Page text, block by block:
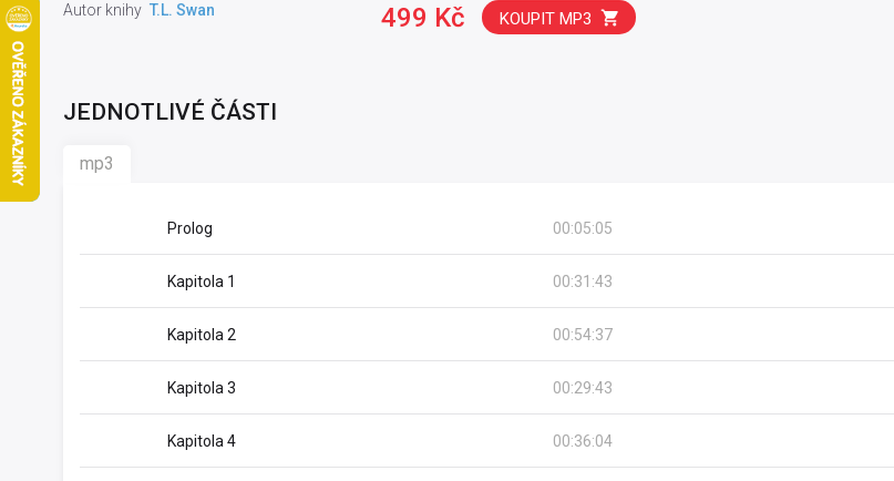
Autor knihy T.L. Swan 499 Kč KOUPIT MP3
JEDNOTLIVÉ ČÁSTI
mp3
Prolog 00:05:05
Kapitola 1 00:31:43
Kapitola 2 00:54:37
Kapitola 3 00:29:43
Kapitola 4 00:36:04